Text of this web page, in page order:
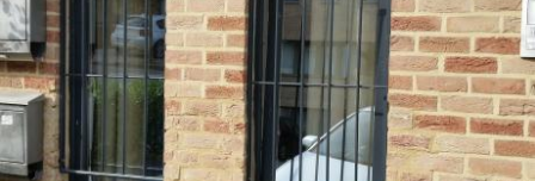
Appartement lumineux de 56m2 disponible, et possible pour 2
personnes ou couple. Un salon meublé avec 2 divans-lits, tapis et
table de salon et rangé table-bureau; une grande chambre avec 2
lits (1 grand 2 personnes et 1personne), 2 placards de
rangement, et bureau avec fauteuil ; cuisine équipée...